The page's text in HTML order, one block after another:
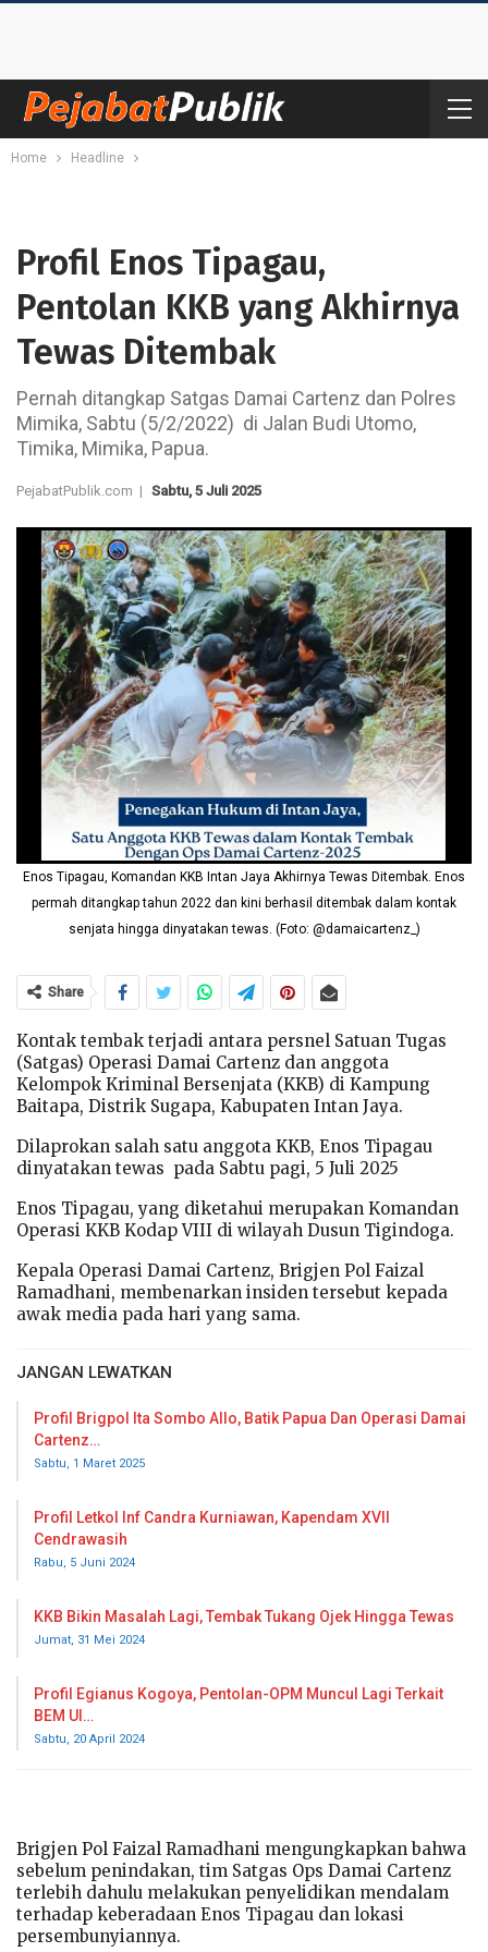
Home Headline
Profil Enos Tipagau,
Pentolan KKB yang Akhirnya
Tewas Ditembak
Pernah ditangkap Satgas Damai Cartenz dan Polres
Mimika, Sabtu (5/2/2022) di Jalan Budi Utomo,
Timika, Mimika, Papua.
PejabatPublik.com | Sabtu, 5 Juli 2025
Enos Tipagau, Komandan KKB Intan Jaya Akhirnya Tewas Ditembak. Enos
permah ditangkap tahun 2022 dan kini berhasil ditembak dalam kontak
senjata hingga dinyatakan tewas. (Foto: @damaicartenz_)
Share
Kontak tembak terjadi antara persnel Satuan Tugas
(Satgas) Operasi Damai Cartenz dan anggota
Kelompok Kriminal Bersenjata (KKB) di Kampung
Baitapa, Distrik Sugapa, Kabupaten Intan Jaya.
Dilaprokan salah satu anggota KKB, Enos Tipagau
dinyatakan tewas pada Sabtu pagi, 5 Juli 2025
Enos Tipagau, yang diketahui merupakan Komandan
Operasi KKB Kodap VIII di wilayah Dusun Tigindoga.
Kepala Operasi Damai Cartenz, Brigjen Pol Faizal
Ramadhani, membenarkan insiden tersebut kepada
awak media pada hari yang sama.
JANGAN LEWATKAN
Profil Brigpol Ita Sombo Allo, Batik Papua Dan Operasi Damai
Cartenz…
Sabtu, 1 Maret 2025
Profil Letkol Inf Candra Kurniawan, Kapendam XVII
Cendrawasih
Rabu, 5 Juni 2024
KKB Bikin Masalah Lagi, Tembak Tukang Ojek Hingga Tewas
Jumat, 31 Mei 2024
Profil Egianus Kogoya, Pentolan-OPM Muncul Lagi Terkait
BEM UI…
Sabtu, 20 April 2024
Brigjen Pol Faizal Ramadhani mengungkapkan bahwa
sebelum penindakan, tim Satgas Ops Damai Cartenz
terlebih dahulu melakukan penyelidikan mendalam
terhadap keberadaan Enos Tipagau dan lokasi
persembunyiannya.